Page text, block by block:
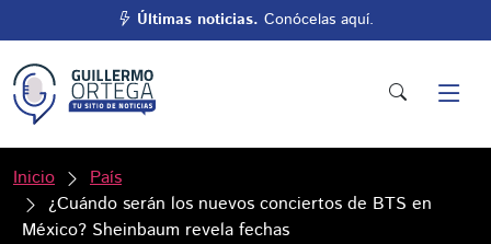
Últimas noticias. Conócelas aquí.
Inicio
País
¿Cuándo serán los nuevos conciertos de BTS en
México? Sheinbaum revela fechas